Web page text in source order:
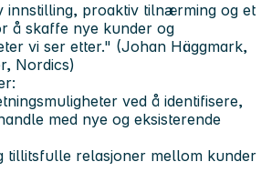
innstilling, proaktiv tilnærming og et
å skaffe nye kunder og
vi ser etter." (Johan Häggmark,
Nordics)
ved å identifisere,
med nye og eksisterende
tillitsfulle relasjoner mellom kunder